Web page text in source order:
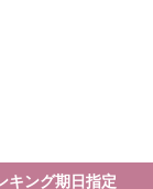
キング期日指定